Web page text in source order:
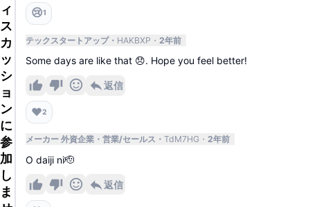
ィ
ス
カ
ッ
シ
ョ
ン
に
参
加
し
ま
😢1
テックスタートアップ HAKBXP 2年前
Some days are like that 😞. Hope you feel better!
返信
❤️2
メーカー 外資企業 営業/セールス TdM7HG 2年前
O daiji ni🫡
返信